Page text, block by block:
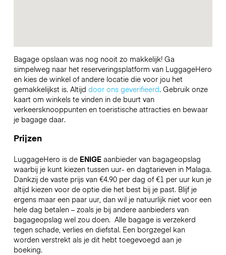
Bagage opslaan was nog nooit zo makkelijk! Ga
simpelweg naar het reserveringsplatform van LuggageHero
en kies de winkel of andere locatie die voor jou het
gemakkelijkst is. Altijd door ons geverifieerd. Gebruik onze
kaart om winkels te vinden in de buurt van
verkeersknooppunten en toeristische attracties en bewaar
je bagage daar.
Prijzen
LuggageHero is de ENIGEaanbieder van bagageopslag
waarbij je kunt kiezen tussen uur- en dagtarieven in Malaga.
Dankzij de vaste prijs van €4.90 per dag of €1 per uur kun je
altijd kiezen voor de optie die het best bij je past. Blijf je
ergens maar een paar uur, dan wil je natuurlijk niet voor een
hele dag betalen – zoals je bij andere aanbieders van
bagageopslag wel zou doen. Alle bagage is verzekerd
tegen schade, verlies en diefstal. Een borgzegel kan
worden verstrekt als je dit hebt toegevoegd aan je
boeking.